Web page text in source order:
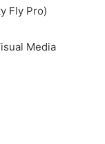
Fly Pro)
Media